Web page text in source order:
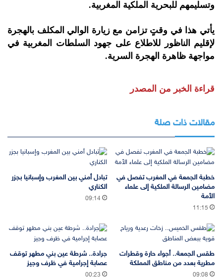
وتسليمهم للبحرية الملكية المغربية.
يأتي هذا في وقتٍ تزامن مع زيارة الوالي المكلف بالهجرة
لإقليم الناظور للاطلاع على جهود السلطات المغربية في
مواجهة ظاهرة الهجرة السرية.
قراءة الخبر من المصدر
مقالات ذات صلة
خطبة الجمعة في المغرب تفصل في
مضامين الرسالة الملكية إلى علماء
الأمة
11:15
تبادل أمني بين المغرب وإسبانيا بجزر
الكناري
09:14
طقس الجمعة.. أجواء حارة وقطرات
مطرية بعدد من مناطق المملكة
09:08
جرادة.. شرطة عين بني مطهر توقف
عصابة إجرامية في ظرف وجيز
00:23